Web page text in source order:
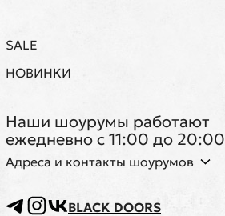
SALE
НОВИНКИ
Наши шоурумы работают
ежедневно с 11:00 до 20:00
Адреса и контакты шоурумов
BLACK DOORS